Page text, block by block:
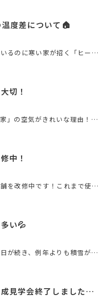
度差について🏠
暖房をつけているのに寒い家が招く「ヒートショック」の危険性…
切！
「ファースの家」の空気がきれいな理由！「ファースの家」では…
中！
現在、空き店舗を改修中です！これまで使われていなかった空間…
い💦
最近は雪の日が続き、例年よりも積雪が多い冬となっています…
【感謝】完成見学会終了しました！！